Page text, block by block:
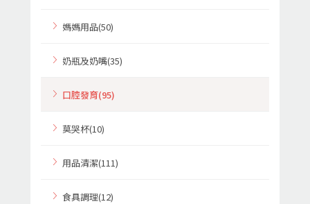
媽媽用品(50)
奶瓶及奶嘴(35)
口腔發育(95)
莫哭杯(10)
用品清潔(111)
食具調理(12)